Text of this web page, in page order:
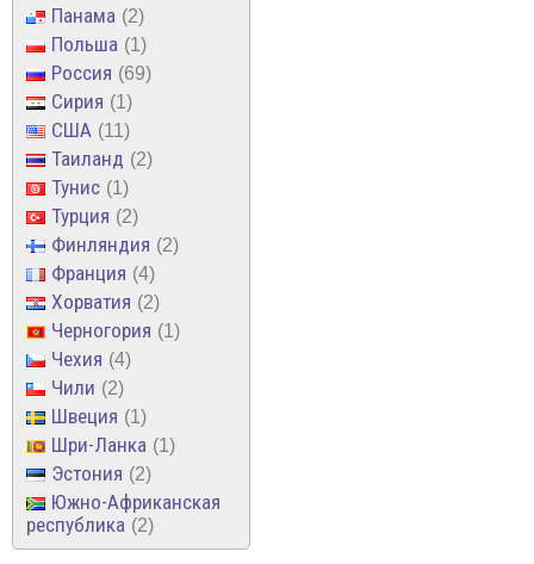
Панама 2
Польша 1
Россия 69
Сирия 1
США 11
Таиланд 2
Тунис 1
Турция 2
Финляндия 2
Франция 4
Хорватия 2
Черногория 1
Чехия 4
Чили 2
Швеция 1
Шри-Ланка 1
Эстония 2
Южно-Африканская
республика
2